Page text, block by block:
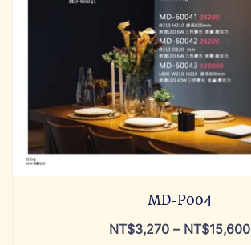
MD-P004
NT$3,270 – NT$15,600